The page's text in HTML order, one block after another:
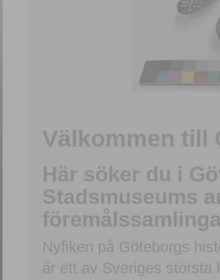
Välkommen till
Här söker du i
Stadsmuseums
Nyfiken på Göteborgs
är ett av Sveriges största